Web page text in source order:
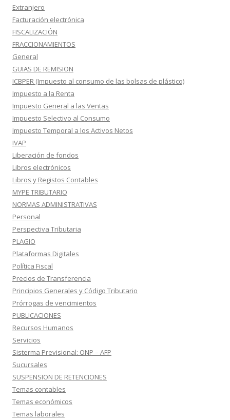
Extranjero
Facturación electrónica
FISCALIZACIÓN
FRACCIONAMIENTOS
General
GUIAS DE REMISION
ICBPER (Impuesto al consumo de las bolsas de plástico)
Impuesto a la Renta
Impuesto General a las Ventas
Impuesto Selectivo al Consumo
Impuesto Temporal a los Activos Netos
IVAP
Liberación de fondos
Libros electrónicos
Libros y Registos Contables
MYPE TRIBUTARIO
NORMAS ADMINISTRATIVAS
Personal
Perspectiva Tributaria
PLAGIO
Plataformas Digitales
Política Fiscal
Precios de Transferencia
Principios Generales y Código Tributario
Prórrogas de vencimientos
PUBLICACIONES
Recursos Humanos
Servicios
Sisterma Previsional: ONP – AFP
Sucursales
SUSPENSION DE RETENCIONES
Temas contables
Temas económicos
Temas laborales